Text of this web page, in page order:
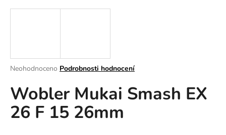
Průměrné
produktu
je
0,0
z
Neohodnoceno Podrobnosti hodnocení
Wobler Mukai Smash EX
26 F 15 26mm
a
?
HLEDAT